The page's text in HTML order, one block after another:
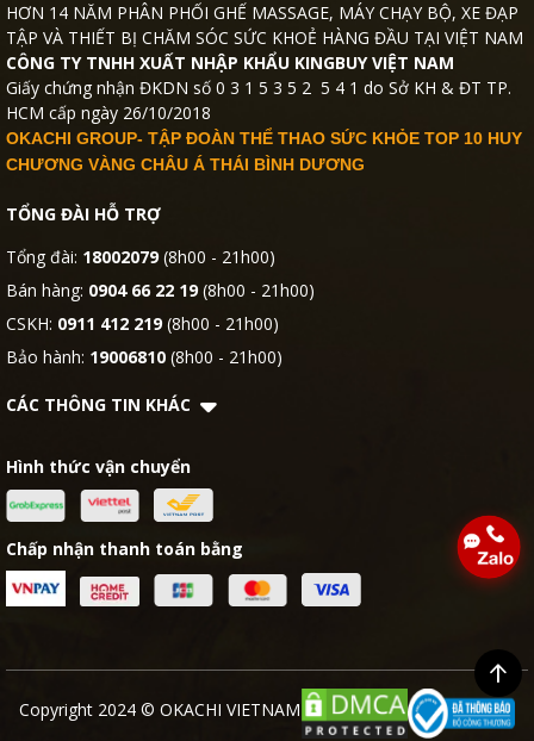
HƠN 14 NĂM PHÂN PHỐI GHẾ MASSAGE, MÁY CHẠY BỘ, XE ĐẠP
TẬP VÀ THIẾT BỊ CHĂM SÓC SỨC KHOẺ HÀNG ĐẦU TẠI VIỆT NAM
CÔNG TY TNHH XUẤT NHẬP KHẨU KINGBUY VIỆT NAM
Giấy chứng nhận ĐKDN số 0 3 1 5 3 5 2 5 4 1 do Sở KH & ĐT TP.
HCM cấp ngày 26/10/2018
OKACHI GROUP- TẬP ĐOÀN THỂ THAO SỨC KHỎE TOP 10 HUY
CHƯƠNG VÀNG CHÂU Á THÁI BÌNH DƯƠNG
TỔNG ĐÀI HỖ TRỢ
Tổng đài: 18002079(8h00 - 21h00)
Bán hàng: 0904 66 22 19(8h00 - 21h00)
CSKH: 0911 412 219(8h00 - 21h00)
Bảo hành: 19006810 (8h00 - 21h00)
CÁC THÔNG TIN KHÁC
Hình thức vận chuyển
Chấp nhận thanh toán bằng
Copyright 2024 © OKACHI VIETNAM